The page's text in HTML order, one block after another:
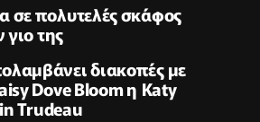
σε πολυτελές σκάφος
γιο της
διακοπές με
Dove Bloom η Κaty
Trudeau